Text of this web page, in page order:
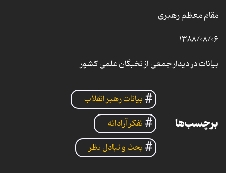
مقام معظم رهبری
۱۳۸۸/۰۸/۰۶
بیانات در دیدار جمعی از نخبگان علمی کشور
برچسب‌ها
بیانات رهبر انقلاب
تفکر آزادانه
بحث و تبادل نظر